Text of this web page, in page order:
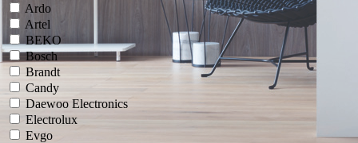
Ardo
Artel
BEKO
Bosch
Brandt
Candy
Daewoo Electronics
Electrolux
Evgo